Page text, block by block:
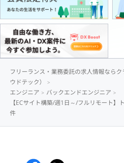
フリーランス・業務委託の求人情報なら
ウドテック）
エンジニア
バックエンドエンジニア
【ECサイト構築/週1日～/フルリモート】
件